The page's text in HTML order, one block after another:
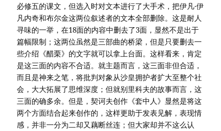
必修五的课文，但选入时对文本进行了大手术，把伊凡·伊
凡内奇和布尔金这两位叙述者的文本全部删除。这是耐人
寻味的一举，在18面的内容中删去了3面，显然不是出于
篇幅限制；这两位虽然是三部曲的桥梁，但是只要删去一
些介绍《醋栗》的文字就可以拿上台面。这样看来，肯定
是这三面的内容不合适。就主题而言，这三面非但合适，
而且是神来之笔，将批判对象从沙皇拥护者扩大至整个社
会，大大拓展了思维深度；但就别里科夫的故事而言，这
三面的确多余。但是，契诃夫创作《套中人》显然是将这
两个方面结合起来创作的，这样更助于发表见解，表现情
感，并非一分为二却又藕断丝连；但大家却并不这么认